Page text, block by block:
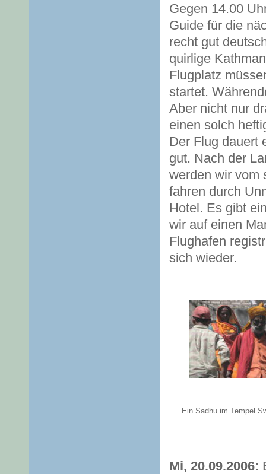
Gegen 14.00
Guide für die
recht gut
quirlige
Flugplatz
startet.
Aber nicht nur
einen solch
Der Flug dauert
gut. Nach der
werden wir vom
fahren durch
Hotel. Es gibt
wir auf einen
Flughafen
sich wieder.
Ein Sadhu im Tempel
Mi, 20.09.2006: